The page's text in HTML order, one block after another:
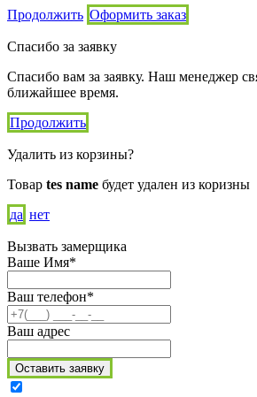
Продолжить Оформить заказ
Спасибо за заявку
Спасибо вам за заявку. Наш менеджер
ближайшее время.
Продолжить
Удалить из корзины?
Товар tes name будет удален из коризны
да нет
Вызвать замерщика
Ваше Имя*
Ваш телефон*
Ваш адрес
Оставить заявку